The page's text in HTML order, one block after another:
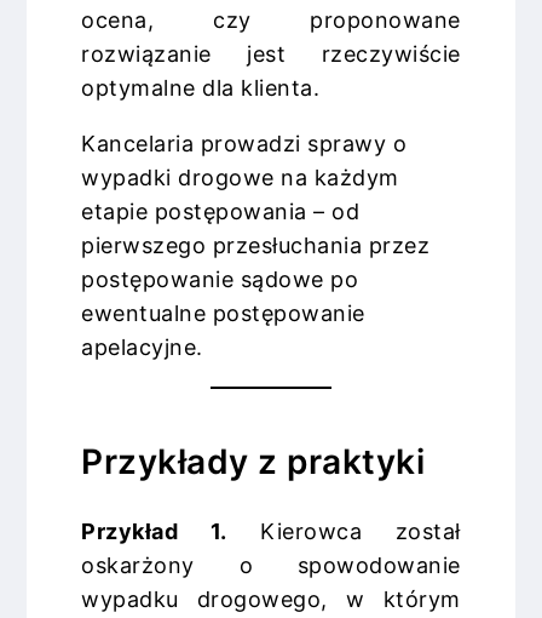
ocena, czy proponowane
rozwiązanie jest rzeczywiście
optymalne dla klienta.
Kancelaria prowadzi sprawy o
wypadki drogowe na każdym
etapie postępowania – od
pierwszego przesłuchania przez
postępowanie sądowe po
ewentualne postępowanie
apelacyjne.
Przykłady z praktyki
Przykład 1. Kierowca został
oskarżony o spowodowanie
wypadku drogowego, w którym